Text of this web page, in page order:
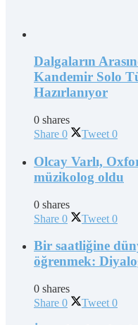
Dalgaların
Kandemir Solo
Hazırlanıyor
0 shares
Share 0 Tweet 0
Olcay Varlı,
müzikolog oldu
0 shares
Share 0 Tweet 0
Bir saatliğine
öğrenmek:
0 shares
Share 0 Tweet 0